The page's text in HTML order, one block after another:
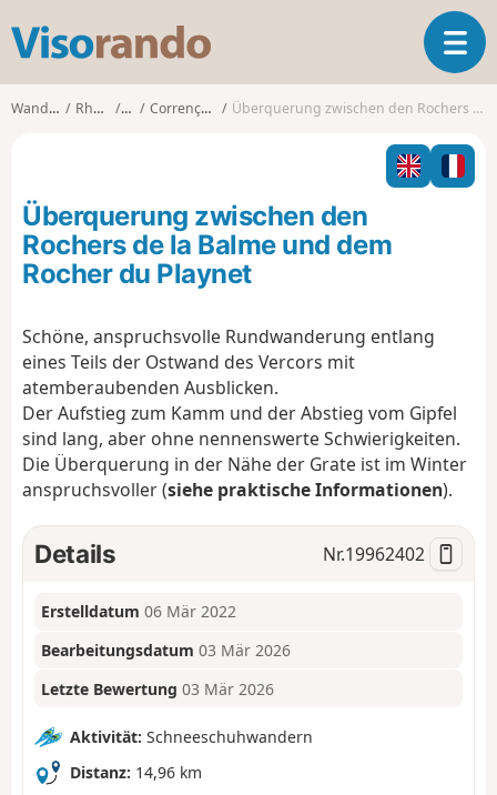
s
o
T
o
l
n
n
Wanderungen Rhône-Alpes IsèreCorrençon-en-Vercors Überquerung zwischen den Rochers de la Balme und dem Rocher du Playnet
Überquerung zwischen den
Rochers de la Balme und dem
Rocher du Playnet
Schöne, anspruchsvolle Rundwanderung entlang
eines Teils der Ostwand des Vercors mit
atemberaubenden Ausblicken.
Der Aufstieg zum Kamm und der Abstieg vom Gipfel
sind lang, aber ohne nennenswerte Schwierigkeiten.
Die Überquerung in der Nähe der Grate ist im Winter
anspruchsvoller (siehe praktische Informationen).
Details Nr.19962402
Erstelldatum 06 Mär 2022
Bearbeitungsdatum 03 Mär 2026
Letzte Bewertung 03 Mär 2026
Aktivität: Schneeschuhwandern
Distanz: 14,96 km